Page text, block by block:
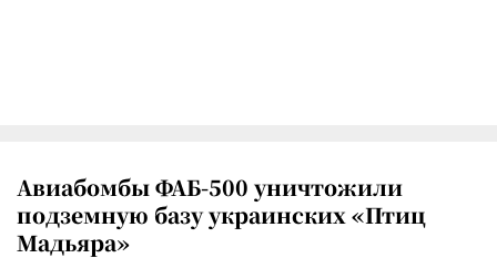
Авиабомбы ФАБ-500 уничтожили
подземную базу украинских «Птиц
Мадьяра»